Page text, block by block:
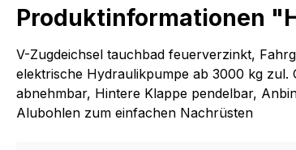
Produktinformationen
V-Zugdeichsel tauchbad feuerverzinkt,
elektrische Hydraulikpumpe ab 3000 kg
abnehmbar, Hintere Klappe pendelbar,
Alubohlen zum einfachen Nachrüsten